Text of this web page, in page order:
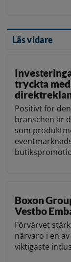
Läs vidare
tryckta
Positivt för
branschen är
som
Boxon
Vestbo
Förvärvet
närvaro i en av
viktigaste